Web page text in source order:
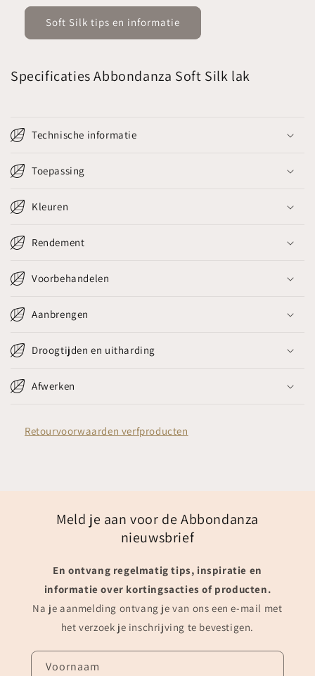
Soft Silk tips en informatie
Specificaties Abbondanza Soft Silk lak
Technische informatie
Toepassing
Kleuren
Rendement
Voorbehandelen
Aanbrengen
Droogtijden en uitharding
Afwerken
Retourvoorwaarden verfproducten
Meld je aan voor de Abbondanza
nieuwsbrief
En ontvang regelmatig tips, inspiratie en
informatie over kortingsacties of producten.
Na je aanmelding ontvang je van ons een e-mail met
het verzoek je inschrijving te bevestigen.
Voornaam